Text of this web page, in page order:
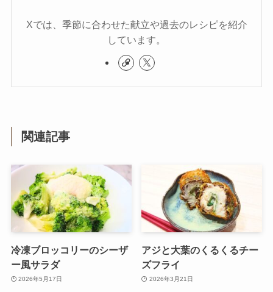
Xでは、季節に合わせた献立や過去のレシピを紹介
しています。
関連記事
冷凍ブロッコリーのシーザ
ー風サラダ
2026年5月17日
アジと大葉のくるくるチー
ズフライ
2026年3月21日